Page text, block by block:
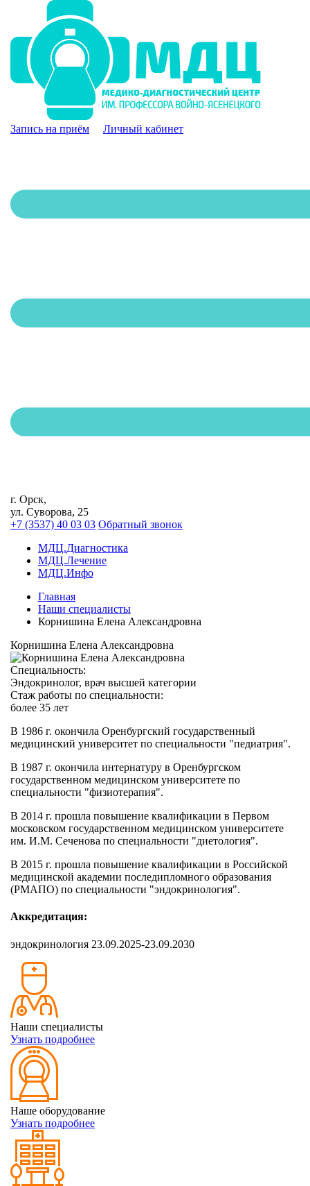
Запись на приём Личный кабинет
г. Орск,
ул. Суворова, 25
+7 (3537) 40 03 03 Обратный звонок
МДЦ.Диагностика
МДЦ.Лечение
МДЦ.Инфо
Главная
Наши специалисты
Корнишина Елена Александровна
Корнишина Елена Александровна
Специальность:
Эндокринолог, врач высшей категории
Стаж работы по специальности:
более 35 лет
В 1986 г. окончила Оренбургский государственный
медицинский университет по специальности "педиатрия".
В 1987 г. окончила интернатуру в Оренбургском
государственном медицинском университете по
специальности "физиотерапия".
В 2014 г. прошла повышение квалификации в Первом
московском государственном медицинском университете
им. И.М. Сеченова по специальности "диетология".
В 2015 г. прошла повышение квалификации в Российской
медицинской академии последипломного образования
(РМАПО) по специальности "эндокринология".
Аккредитация:
эндокринология 23.09.2025-23.09.2030
Наши специалисты
Узнать подробнее
Наше оборудование
Узнать подробнее